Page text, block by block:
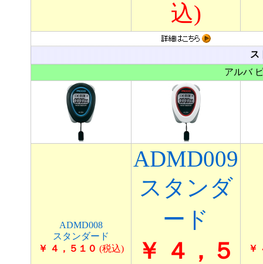
込)
ス
アルバ
ADMD008
スタンダード
￥ ４，５１０ (税込)
ADMD009
スタンダ
ード
￥ ４，５
￥